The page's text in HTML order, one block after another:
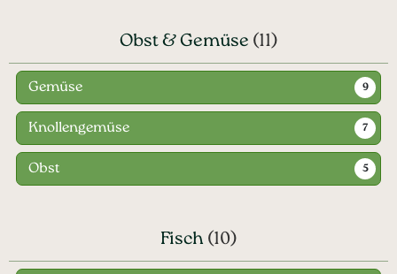
Obst & Gemüse (11)
Gemüse 9
Knollengemüse 7
Obst 5
Fisch (10)